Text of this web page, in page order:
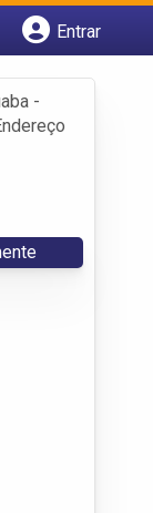
Entrar
-